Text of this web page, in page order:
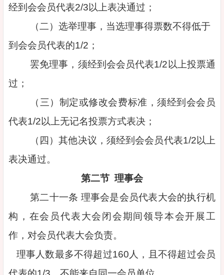
经到会会员代表2/3以上表决通过；
（二）选举理事，当选理事得票数不得低于
到会会员代表的1/2；
罢免理事，须经到会会员代表1/2以上投票通
过；
（三）制定或修改会费标准，须经到会会员
代表1/2以上无记名投票方式表决；
（四）其他决议，须经到会会员代表1/2以上
表决通过。
第二节 理事会
第二十一条 理事会是会员代表大会的执行机
构，在会员代表大会闭会期间领导本会开展工
作，对会员代表大会负责。
理事人数最多不得超过160人，且不得超过会员